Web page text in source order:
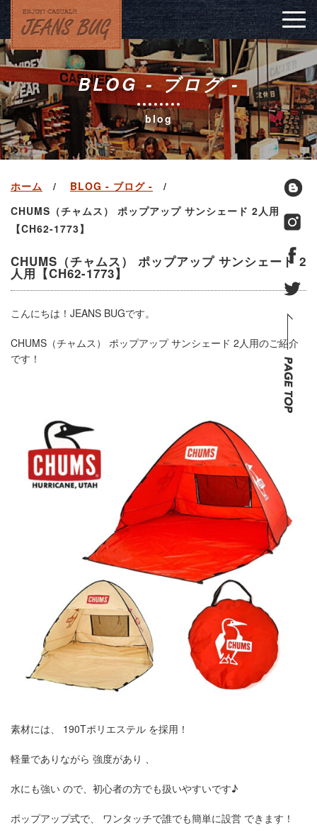
BLOG - ブログ -
blog
ホーム
BLOG - ブログ -
CHUMS（チャムス） ポップアップ サンシェード 2人用
【CH62-1773】
CHUMS（チャムス） ポップアップ サンシェード 2
人用【CH62-1773】
こんにちは！JEANS BUGです。
CHUMS（チャムス） ポップアップ サンシェード 2人用のご紹介
です！
素材には、 190Tポリエステル を採用！
軽量でありながら 強度があり 、
水にも強い ので、初心者の方でも扱いやすいです♪
ポップアップ式で、 ワンタッチで誰でも簡単に設営 できます！